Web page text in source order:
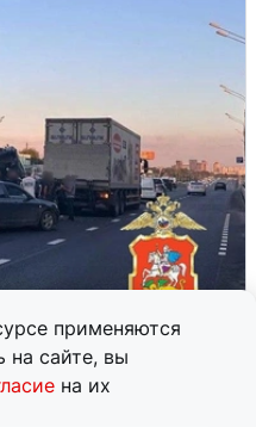
применяются
на сайте, вы
на их
на
в Подмосковье